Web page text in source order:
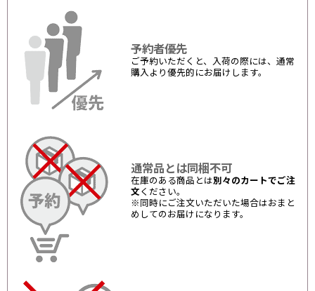
予約者優先
ご予約いただくと、入荷の際には、通常
購入より優先的にお届けします。
通常品とは同梱不可
在庫のある商品とは別々のカートでご注
文 ください。
※同時にご注文いただいた場合はおまと
めしてのお届けになります。